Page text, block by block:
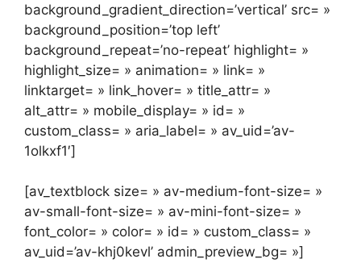
background_gradient_direction=’vertical’ src= »
background_position=’top left’
background_repeat=’no-repeat’ highlight= »
highlight_size= » animation= » link= »
linktarget= » link_hover= » title_attr= »
alt_attr= » mobile_display= » id= »
custom_class= » aria_label= » av_uid=’av-
1olkxf1′]
[av_textblock size= » av-medium-font-size= »
av-small-font-size= » av-mini-font-size= »
font_color= » color= » id= » custom_class= »
av_uid=’av-khj0kevl’ admin_preview_bg= »]